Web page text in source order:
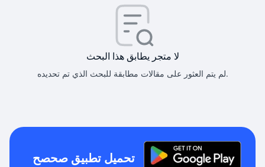
لا متجر يطابق هذا البحث
لم يتم العثور على مقالات مطابقة للبحث الذي تم تحديده.
تحميل تطبيق صحصح